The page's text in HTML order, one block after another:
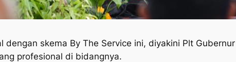
dengan skema By The Service ini, diyakini Plt
profesional di bidangnya.